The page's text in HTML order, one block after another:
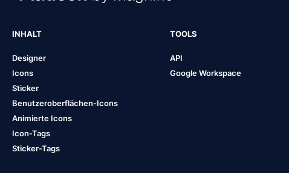
INHALT
Designer
Icons
Sticker
Benutzeroberflächen-Icons
Animierte Icons
Icon-Tags
Sticker-Tags
TOOLS
API
Google Workspace